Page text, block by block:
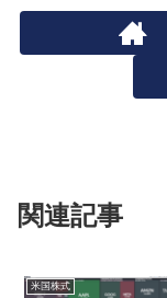
関連記事
米国株式